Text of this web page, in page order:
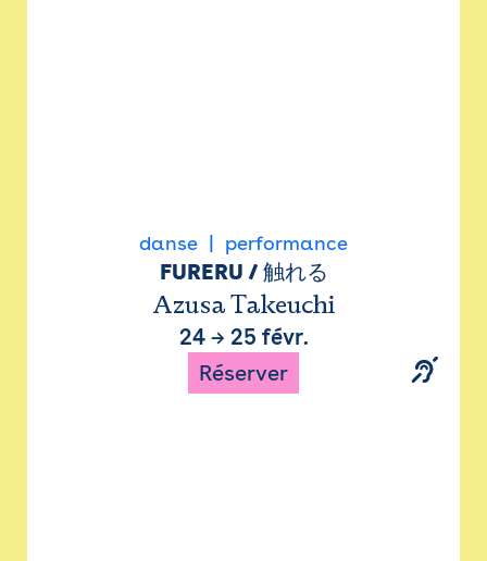
danse performance
FURERU / 触れる
Azusa Takeuchi
24→ 25 févr.
Réserver